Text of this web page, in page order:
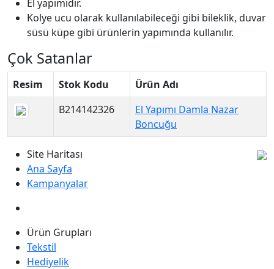
El yapımıdır.
Kolye ucu olarak kullanılabileceği gibi bileklik, duvar
süsü küpe gibi ürünlerin yapımında kullanılır.
Çok Satanlar
Resim Stok Kodu
Ürün Adı
B214142326
El Yapımı Damla Nazar
Boncuğu
Site Haritası
Ana Sayfa
Kampanyalar
Ürün Grupları
Tekstil
Hediyelik